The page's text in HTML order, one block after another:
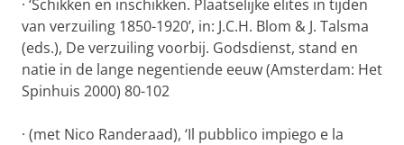
· ‘Schikken en inschikken. Plaatselijke elites in tijden
van verzuiling 1850-1920’, in: J.C.H. Blom & J. Talsma
(eds.), De verzuiling voorbij. Godsdienst, stand en
natie in de lange negentiende eeuw (Amsterdam: Het
Spinhuis 2000) 80-102
· (met Nico Randeraad), ‘Il pubblico impiego e la